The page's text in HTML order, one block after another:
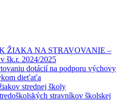
ŽIAKA NA STRAVOVANIE –
šk.r. 2024/2025
dotácií na podporu výchovy
dieťaťa
strednej školy
stravníkov školskej